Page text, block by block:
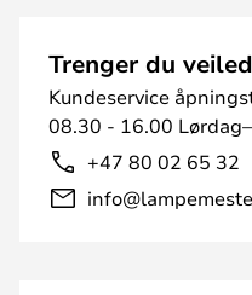
Trenger du
Kundeservice
08.30 - 16.00
+47 80 02 65 32